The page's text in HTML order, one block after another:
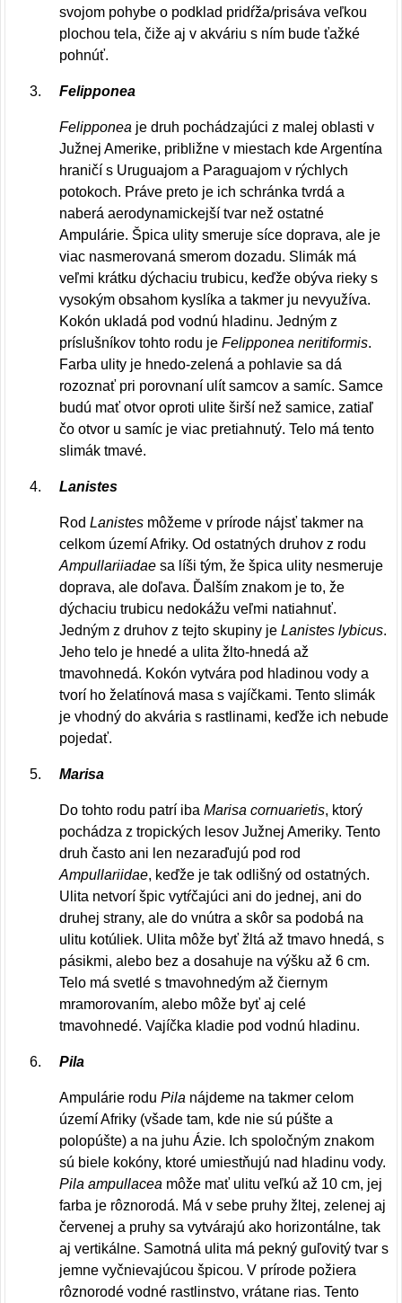
svojom pohybe o podklad pridŕža/prisáva veľkou
plochou tela, čiže aj v akváriu s ním bude ťažké
pohnúť.
Felipponea
Felipponea je druh pochádzajúci z malej oblasti v
Južnej Amerike, približne v miestach kde Argentína
hraničí s Uruguajom a Paraguajom v rýchlych
potokoch. Práve preto je ich schránka tvrdá a
naberá aerodynamickejší tvar než ostatné
Ampulárie. Špica ulity smeruje síce doprava, ale je
viac nasmerovaná smerom dozadu. Slimák má
veľmi krátku dýchaciu trubicu, keďže obýva rieky s
vysokým obsahom kyslíka a takmer ju nevyužíva.
Kokón ukladá pod vodnú hladinu. Jedným z
príslušníkov tohto rodu jeFelipponea neritiformis.
Farba ulity je hnedo-zelená a pohlavie sa dá
rozoznať pri porovnaní ulít samcov a samíc. Samce
budú mať otvor oproti ulite širší než samice, zatiaľ
čo otvor u samíc je viac pretiahnutý. Telo má tento
slimák tmavé.
Lanistes
RodLanistes môžeme v prírode nájsť takmer na
celkom území Afriky. Od ostatných druhov z rodu
Ampullariiadae sa líši tým, že špica ulity nesmeruje
doprava, ale doľava. Ďalším znakom je to, že
dýchaciu trubicu nedokážu veľmi natiahnuť.
Jedným z druhov z tejto skupiny jeLanistes lybicus.
Jeho telo je hnedé a ulita žlto-hnedá až
tmavohnedá. Kokón vytvára pod hladinou vody a
tvorí ho želatínová masa s vajíčkami. Tento slimák
je vhodný do akvária s rastlinami, keďže ich nebude
pojedať.
Marisa
Do tohto rodu patrí ibaMarisa cornuarietis, ktorý
pochádza z tropických lesov Južnej Ameriky. Tento
druh často ani len nezaraďujú pod rod
Ampullariidae, keďže je tak odlišný od ostatných.
Ulita netvorí špic vytŕčajúci ani do jednej, ani do
druhej strany, ale do vnútra a skôr sa podobá na
ulitu kotúliek. Ulita môže byť žltá až tmavo hnedá, s
pásikmi, alebo bez a dosahuje na výšku až 6 cm.
Telo má svetlé s tmavohnedým až čiernym
mramorovaním, alebo môže byť aj celé
tmavohnedé. Vajíčka kladie pod vodnú hladinu.
Pila
Ampulárie roduPila nájdeme na takmer celom
území Afriky (všade tam, kde nie sú púšte a
polopúšte) a na juhu Ázie. Ich spoločným znakom
sú biele kokóny, ktoré umiestňujú nad hladinu vody.
Pila ampullacea môže mať ulitu veľkú až 10 cm, jej
farba je rôznorodá. Má v sebe pruhy žltej, zelenej aj
červenej a pruhy sa vytvárajú ako horizontálne, tak
aj vertikálne. Samotná ulita má pekný guľovitý tvar s
jemne vyčnievajúcou špicou. V prírode požiera
rôznorodé vodné rastlinstvo, vrátane rias. Tento